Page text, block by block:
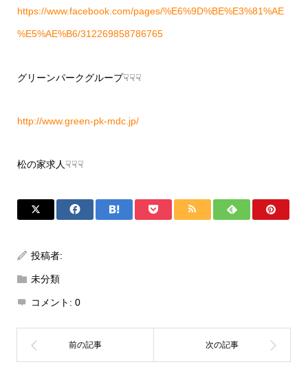
https://www.facebook.com/pages/%E6%9D%BE%E3%81%AE
%E5%AE%B6/312269858786765
グリーンパークグループ☟☟☟
http://www.green-pk-mdc.jp/
松の家求人☟☟☟
投稿者:
未分類
コメント: 0